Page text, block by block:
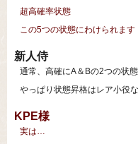
超高確率状態
この5つの状態にわけられます
新人侍
通常、高確にA＆Bの2つの状
やっぱり状態昇格はレア小役
KPE様
実は…